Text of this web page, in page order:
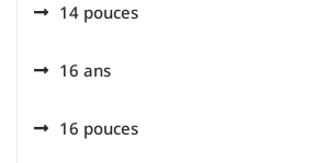
14 pouces
16 ans
16 pouces